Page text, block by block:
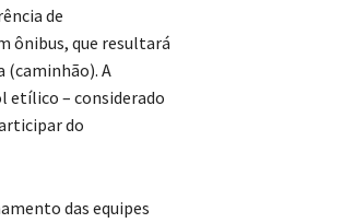
de
ônibus, que resultará
(caminhão). A
etílico – considerado
do
das equipes